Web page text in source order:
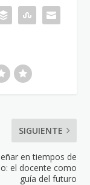
SIGUIENTE
en tiempos de
el docente como
guía del futuro